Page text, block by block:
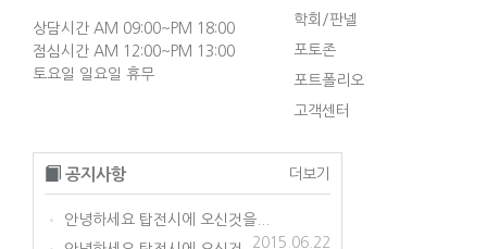
상담시간 AM 09:00~PM 18:00
점심시간 AM 12:00~PM 13:00
토요일 일요일 휴무
학회/판넬
포토존
포트폴리오
고객센터
공지사항 더보기
•
안녕하세요 탑전시에 오신것을...
2015.06.22